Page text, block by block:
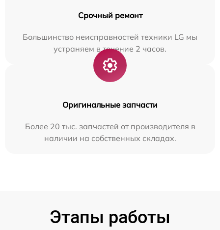
Срочный ремонт
Большинство неисправностей техники LG мы
устраняем в течение 2 часов.
Оригинальные запчасти
Более 20 тыс. запчастей от производителя в
наличии на собственных складах.
Этапы работы